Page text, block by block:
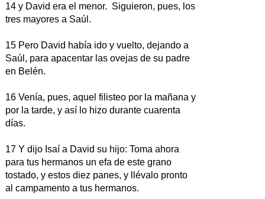
14 y David era el menor. Siguieron, pues, los
tres mayores a Saúl.
15 Pero David había ido y vuelto, dejando a
Saúl, para apacentar las ovejas de su padre
en Belén.
16 Venía, pues, aquel filisteo por la mañana y
por la tarde, y así lo hizo durante cuarenta
días.
17 Y dijo Isaí a David su hijo: Toma ahora
para tus hermanos un efa de este grano
tostado, y estos diez panes, y llévalo pronto
al campamento a tus hermanos.